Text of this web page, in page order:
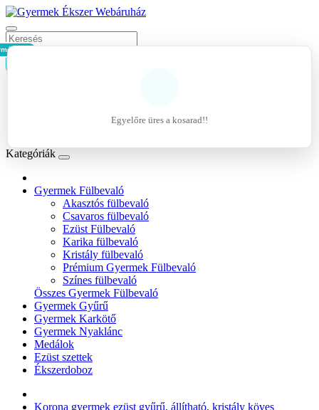
- 0Ft
Egyelőre üres a kosarad!!
Kategóriák
Gyermek Fülbevaló
Akasztós fülbevaló
Csavaros fülbevaló
Ezüst Fülbevaló
Karika fülbevaló
Kristály fülbevaló
Prémium Gyermek Fülbevaló
Színes fülbevaló
Összes Gyermek Fülbevaló
Gyermek Gyűrű
Gyermek Karkötő
Gyermek Nyaklánc
Medálok
Ezüst szettek
Ékszerdoboz
Korona gyermek ezüst gyűrű, állítható, kristály köves